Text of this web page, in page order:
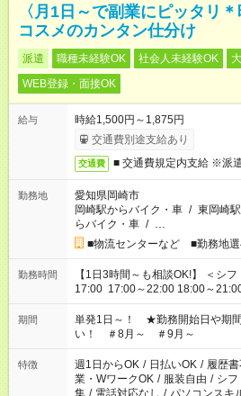
〈月1日～で副業にピッタリ＊
コスメのカンタン仕分け
派遣 職種未経験OK 社会人未経験OK
WEB登録・面接OK
給与
時給1,500円～1,875円
交通費別途支給あり
交通費 ■ 交通費規定内支給 ※派
勤務地
愛知県岡崎市
岡崎駅からバイク・車 / 東岡崎
らバイク・車 / …
■物流センターなど ■勤務地
勤務時間
【1日3時間～も相談OK!】 ＜シフト例＞ 9:00～12:00 12:00～
17:00 17:00～22:00 18:00～21:00 など こちら以外
お気軽にご相談ください！
期間
単発1日～！ ★勤務開始日や期間
い！ ＃8月～ ＃9月～
特徴 週1日からOK / 日払いOK / 履歴
業・WワークOK / 服装自由 / シフ
集 / 電話対応なし / パソコンスキ